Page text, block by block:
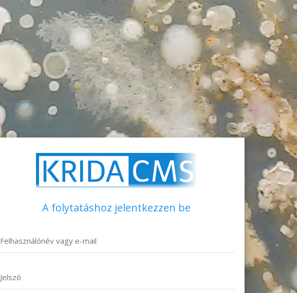
A folytatáshoz jelentkezzen be
Felhasználónév vagy e-mail
Jelszó